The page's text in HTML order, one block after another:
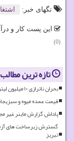
تگهای خبر:
این پست کار و
(0)
تازه ترین
بحران ناترازی ۱۰ میلیون لیتری بنزین لزوم مدیریت تقاضا و اصلاح ساختار
قیمت عمده میوه و
پاداش گزارش ماینر غیر
گسترش زیرساخت های
تبریز